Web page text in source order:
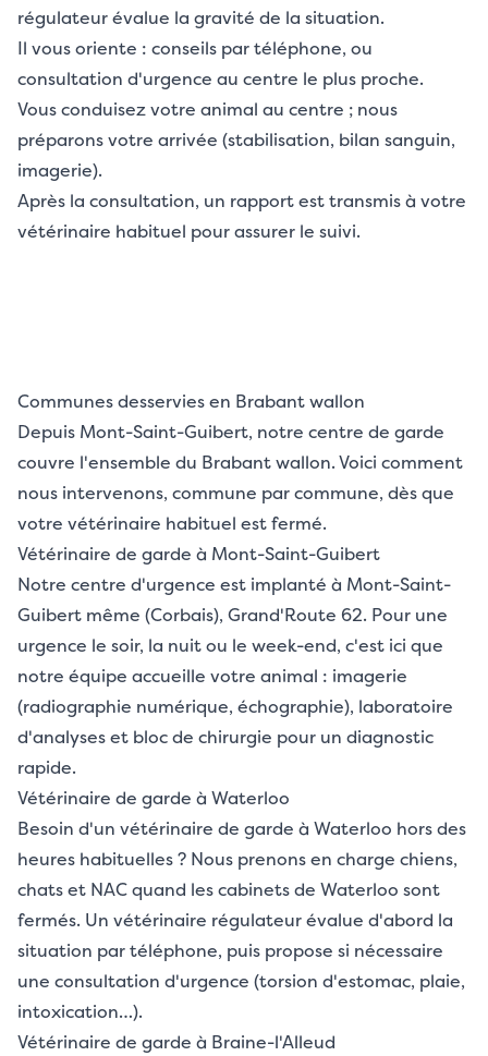
régulateur évalue la gravité de la situation.
Il vous oriente : conseils par téléphone, ou
consultation d'urgence au centre le plus proche.
Vous conduisez votre animal au centre ; nous
préparons votre arrivée (stabilisation, bilan sanguin,
imagerie).
Après la consultation, un rapport est transmis à votre
vétérinaire habituel pour assurer le suivi.
Communes desservies en Brabant wallon
Depuis Mont-Saint-Guibert, notre centre de garde
couvre l'ensemble du Brabant wallon. Voici comment
nous intervenons, commune par commune, dès que
votre vétérinaire habituel est fermé.
Vétérinaire de garde à Mont-Saint-Guibert
Notre centre d'urgence est implanté à Mont-Saint-
Guibert même (Corbais), Grand'Route 62. Pour une
urgence le soir, la nuit ou le week-end, c'est ici que
notre équipe accueille votre animal : imagerie
(radiographie numérique, échographie), laboratoire
d'analyses et bloc de chirurgie pour un diagnostic
rapide.
Vétérinaire de garde à Waterloo
Besoin d'un vétérinaire de garde à Waterloo hors des
heures habituelles ? Nous prenons en charge chiens,
chats et NAC quand les cabinets de Waterloo sont
fermés. Un vétérinaire régulateur évalue d'abord la
situation par téléphone, puis propose si nécessaire
une consultation d'urgence (torsion d'estomac, plaie,
intoxication…).
Vétérinaire de garde à Braine-l'Alleud